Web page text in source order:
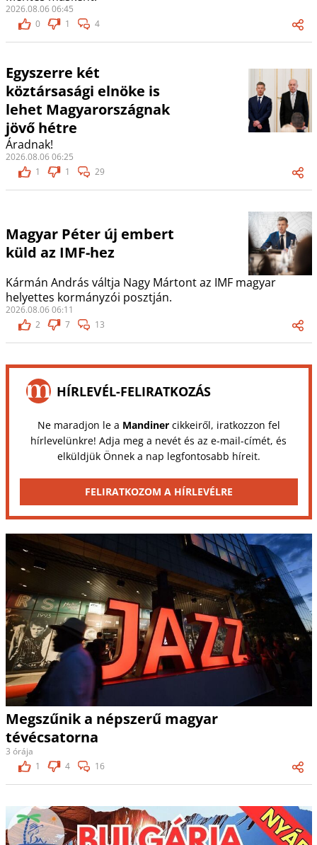
2026.08.06 06:45
0
1 4
Egyszerre két
köztársasági elnöke is
lehet Magyarországnak
jövő hétre
Áradnak!
2026.08.06 06:25
1
1 29
Magyar Péter új embert
küld az IMF-hez
Kármán András váltja Nagy Mártont az IMF magyar
helyettes kormányzói posztján.
2026.08.06 06:11
2
7 13
HÍRLEVÉL-FELIRATKOZÁS
Ne maradjon le a Mandinercikkeiről, iratkozzon fel
hírlevelünkre! Adja meg a nevét és az e-mail-címét, és
elküldjük Önnek a nap legfontosabb híreit.
FELIRATKOZOM A HÍRLEVÉLRE
Megszűnik a népszerű magyar
tévécsatorna
3 órája
1
4 16